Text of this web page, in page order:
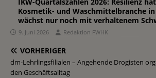
Kosmetik- und Waschmittelbranche
wächst nur noch mit verhaltenem
9. Juni 2026 Redaktion FWHK
VORHERIGER
dm-Lehrlingsfilialen – Angehende Drogisten
den Geschäftsalltag